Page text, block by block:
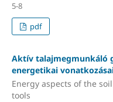
5-8
pdf
Aktív talajmegmunkáló
energetikai
Energy aspects of the
tools